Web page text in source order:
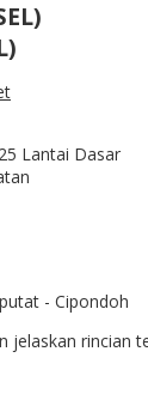
Lantai Dasar
- Cipondoh
jelaskan rincian